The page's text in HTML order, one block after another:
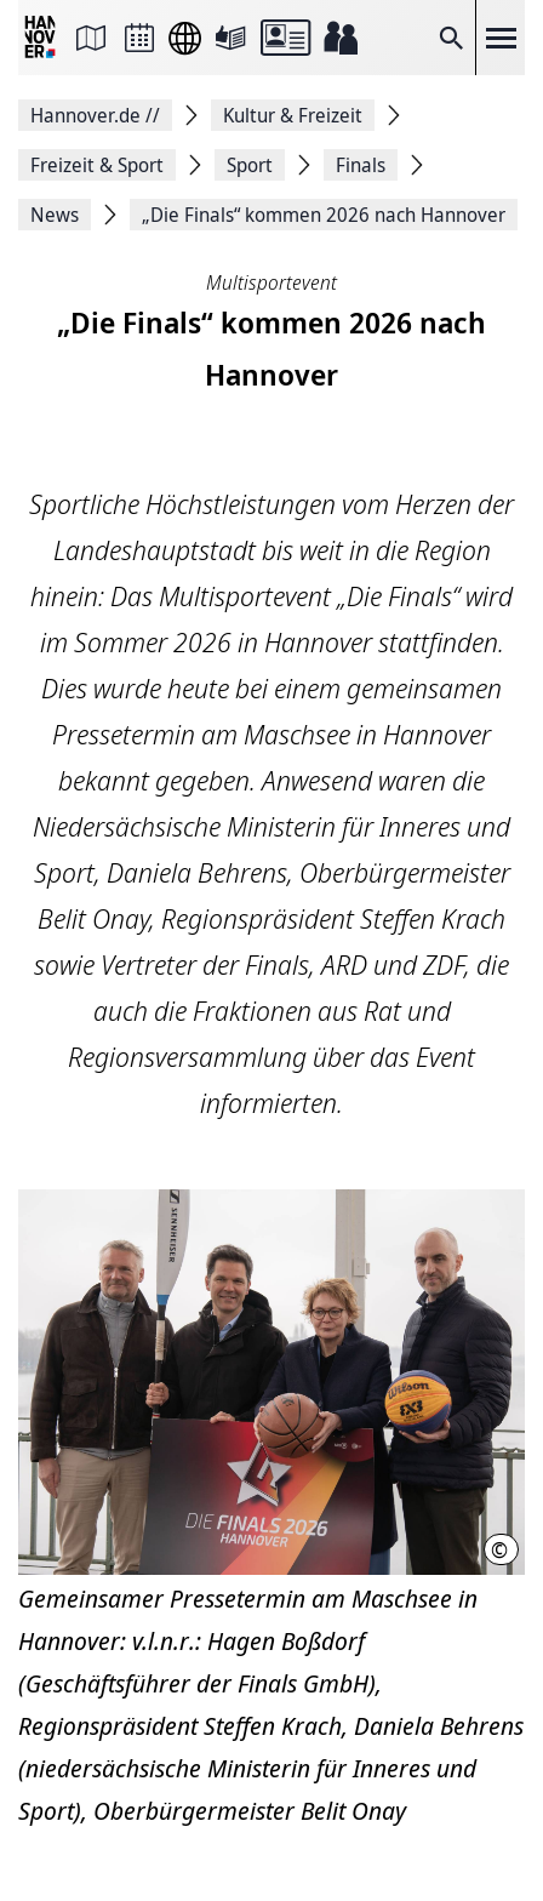
Suche
Seite
Facebook
teilen
Seitenlink
Hannover.de //
Kultur & Freizeit
Freizeit & Sport
Sport
Finals
News
„Die Finals“ kommen 2026 nach Hannover
Multisportevent
„Die Finals“ kommen 2026 nach
Hannover
Sportliche Höchstleistungen vom Herzen der
Landeshauptstadt bis weit in die Region
hinein: Das Multisportevent „Die Finals“ wird
im Sommer 2026 in Hannover stattfinden.
Dies wurde heute bei einem gemeinsamen
Pressetermin am Maschsee in Hannover
bekannt gegeben. Anwesend waren die
Niedersächsische Ministerin für Inneres und
Sport, Daniela Behrens, Oberbürgermeister
Belit Onay, Regionspräsident Steffen Krach
sowie Vertreter der Finals, ARD und ZDF, die
auch die Fraktionen aus Rat und
Regionsversammlung über das Event
informierten.
© LHH
Gemeinsamer Pressetermin am Maschsee in
Hannover: v.l.n.r.: Hagen Boßdorf
(Geschäftsführer der Finals GmbH),
Regionspräsident Steffen Krach, Daniela Behrens
(niedersächsische Ministerin für Inneres und
Sport), Oberbürgermeister Belit Onay